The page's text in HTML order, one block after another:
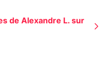
de Alexandre L. sur